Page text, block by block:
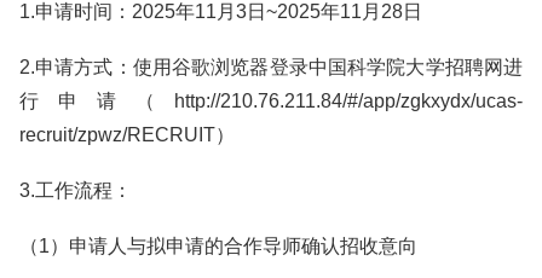
1.申请时间：2025年11月3日~2025年11月28日
2.申请方式：使用谷歌浏览器登录中国科学院大学招聘网进
行申请（http://210.76.211.84/#/app/zgkxydx/ucas-
recruit/zpwz/RECRUIT）
3.工作流程：
（1）申请人与拟申请的合作导师确认招收意向